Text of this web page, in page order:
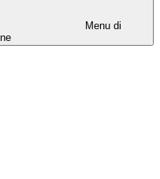
Menu di